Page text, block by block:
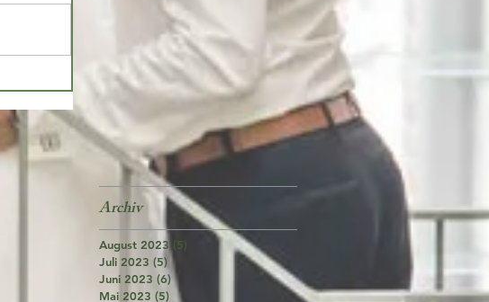
Archiv
August 2023 (5) 5 Beiträge
Juli 2023 (5) 5 Beiträge
Juni 2023 (6)6 Beiträge
Mai 2023 (5) 5 Beiträge